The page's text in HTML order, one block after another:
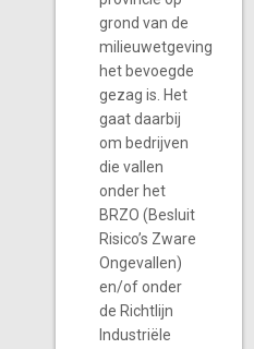
grond van de
milieuwetgeving
het bevoegde
gezag is. Het
gaat daarbij
om bedrijven
die vallen
onder het
BRZO (Besluit
Risico’s Zware
Ongevallen)
en/of onder
de Richtlijn
Industriële